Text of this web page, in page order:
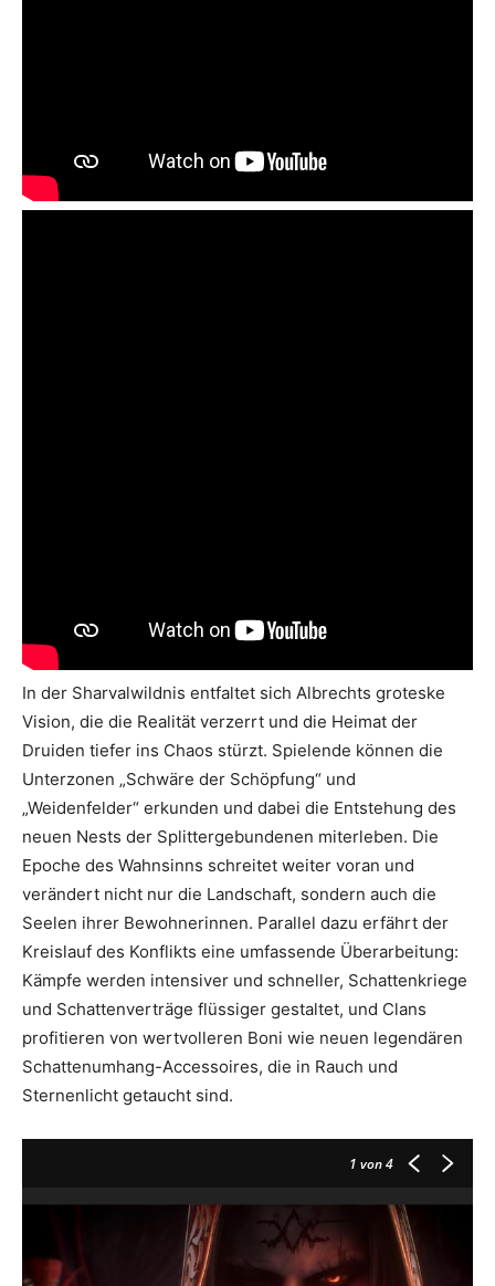
In der Sharvalwildnis entfaltet sich Albrechts groteske
Vision, die die Realität verzerrt und die Heimat der
Druiden tiefer ins Chaos stürzt. Spielende können die
Unterzonen „Schwäre der Schöpfung“ und
„Weidenfelder“ erkunden und dabei die Entstehung des
neuen Nests der Splittergebundenen miterleben. Die
Epoche des Wahnsinns schreitet weiter voran und
verändert nicht nur die Landschaft, sondern auch die
Seelen ihrer Bewohnerinnen. Parallel dazu erfährt der
Kreislauf des Konflikts eine umfassende Überarbeitung:
Kämpfe werden intensiver und schneller, Schattenkriege
und Schattenverträge flüssiger gestaltet, und Clans
profitieren von wertvolleren Boni wie neuen legendären
Schattenumhang-Accessoires, die in Rauch und
Sternenlicht getaucht sind.
1 von 4